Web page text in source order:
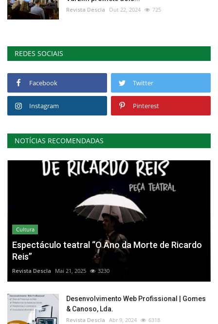
Revista Descla Out 22, 2024 725
REDES SOCIAIS
Facebook Twitter
Instagram Pinterest
NOTÍCIAS RECOMENDADAS
Cultura
Espectáculo teatral “O Ano da Morte de Ricardo
Reis”
Revista Descla Mai 21, 2025 3230
Desenvolvimento Web Profissional | Gomes
& Canoso, Lda.
Revista Descla Abr 9, 2024 6318